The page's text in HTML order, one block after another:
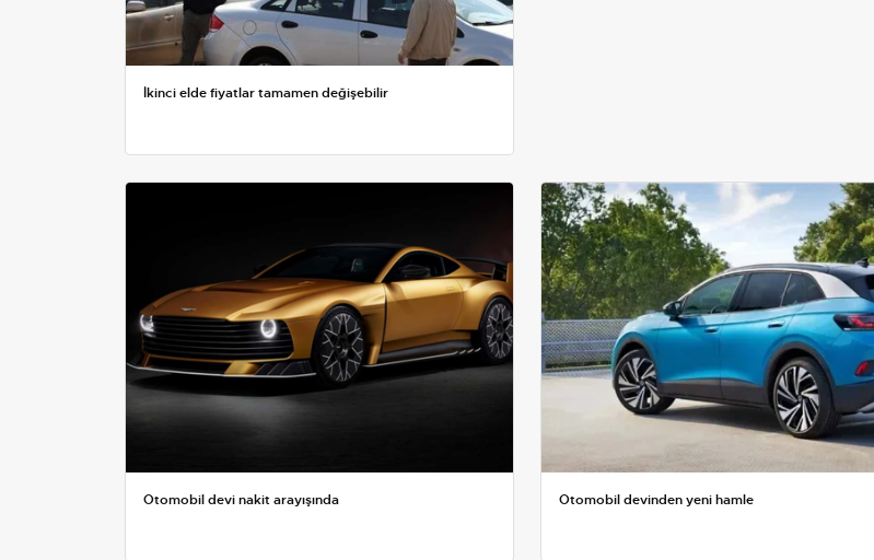
İkinci elde fiyatlar tamamen değişebilir
Otomobil devi nakit arayışında Otomobil devinden yeni hamle